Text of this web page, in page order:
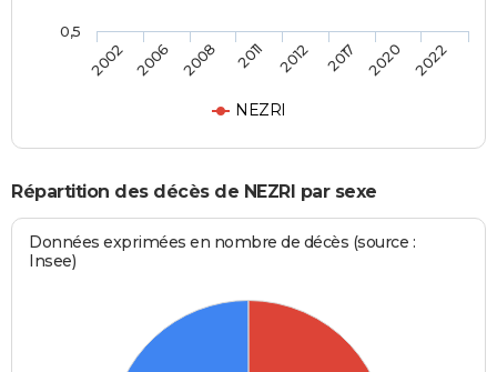
NEZRI
2002 2006 2008 2011 2012 2017 2020 2022
0,5
Répartition des décès de NEZRI par sexe
Données exprimées en nombre de décès (source :
Insee)